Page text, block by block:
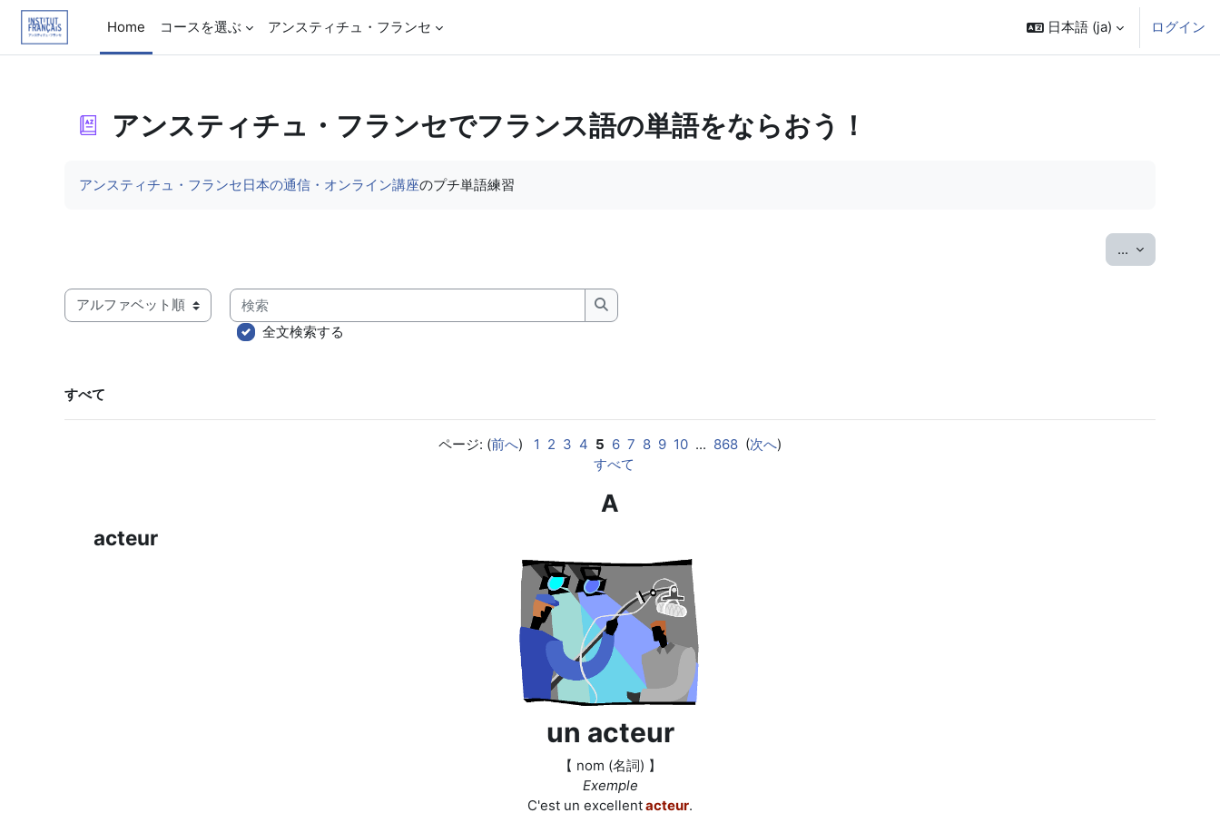
メインコンテンツへスキップする
Home
コースを選ぶ アンスティチュ・フランセ 日本語 ‎(ja)‎ ログイン
アンスティチュ・フランセでフランス語の単語をならおう！
アンスティチュ・フランセ日本の通信・オンライン講座のプチ単語練習
... エントリを
このインデックスを使用して用語集を表示する
検索
検索
全文検索する
すべて
ページ: (前へ) 1 2 3 4 5 6 7 8 9 10 ... 868 (次へ)
すべて
A
acteur
un acteur
【 nom (名詞) 】
Exemple
C'est un excellentacteur.